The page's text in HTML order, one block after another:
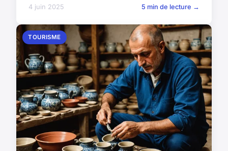
4 juin 2025 5 min de lecture →
TOURISME